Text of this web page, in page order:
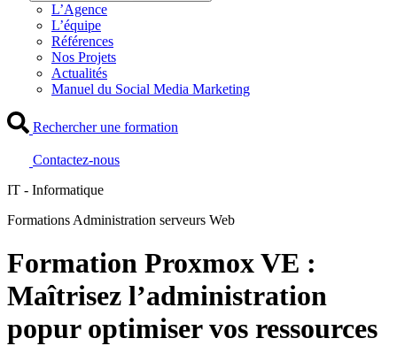
L’Agence
L’équipe
Références
Nos Projets
Actualités
Manuel du Social Media Marketing
Rechercher une formation
Contactez-nous
IT - Informatique
Formations Administration serveurs Web
Formation Proxmox VE :
Maîtrisez l’administration
popur optimiser vos ressources